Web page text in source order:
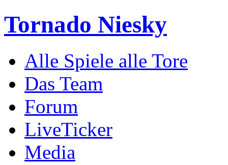
Tornado Niesky
Alle Spiele alle Tore
Das Team
Forum
LiveTicker
Media